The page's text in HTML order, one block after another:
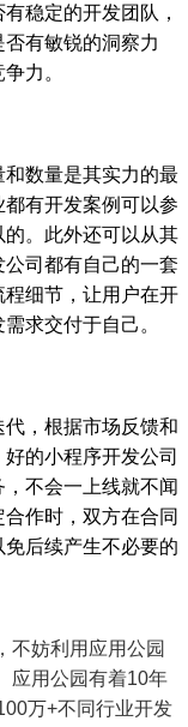
稳定的开发团队，
有敏锐的洞察力
力。
数量是其实力的最
有开发案例可以参
。此外还可以从其
司都有自己的一套
细节，让用户在开
求交付于自己。
，根据市场反馈和
的小程序开发公司
不会一上线就不闻
作时，双方在合同
后续产生不必要的
不妨利用应用公园
应用公园有着10年
万+不同行业开发